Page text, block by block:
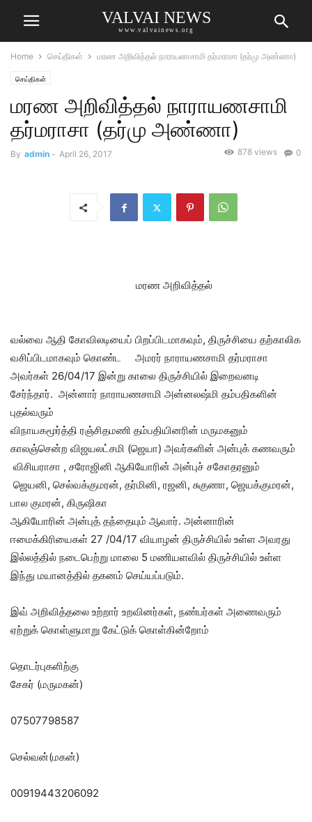
VALVAI NEWS
www.valvainews.org
Home செய்திகள் மரண அறிவித்தல் நாராயணசாமி தர்மராசா (தர்மு அண்ணா)
செய்திகள்
மரண அறிவித்தல் நாராயணசாமி
தர்மராசா (தர்மு அண்ணா)
By admin - April 26, 2017 0
878 views
மரண அறிவித்தல்
வல்வை ஆதி கோவிலடியைப் பிறப்பிடமாகவும், திருச்சியை தற்காலிக
வசிப்பிடமாகவும் கொண்ட அமரர் நாராயணசாமி தர்மராசா
அவர்கள் 26/04/17 இன்று காலை திருச்சியில் இறைவனடி
சேர்ந்தார். அன்னார் நாராயணசாமி அன்னலஷ்மி தம்பதிகளின்
புதல்வரும்
விநாயகமூர்த்தி ரஞ்சிதமணி தம்பதியினரின் மருமகனும்
காலஞ்சென்ற விஜயலட்சமி (ஜெயா) அவர்களின் அன்புக் கணவரும்
விசியராசா , சரோஜினி ஆகியோரின் அன்புச் சகோதரனும்
ஜெயனி, செல்வக்குமரன், தர்மினி, ரஜனி, சுகுணா, ஜெயக்குமரன்,
பால குமரன், கிருஷிகா
ஆகியோரின் அன்புத் தந்தையும் ஆவார். அன்னாரின்
ஈமைக்கிரியைகள் 27 /04/17 வியாழன் திருச்சியில் உள்ள அவரது
இல்லத்தில் நடைபெற்று மாலை 5 மணியளவில் திருச்சியில் உள்ள
இந்து மயானத்தில் தகனம் செய்யப்படும்.
இவ் அறிவித்தலை உற்றார் உறவினர்கள், நண்பர்கள் அணைவரும்
ஏற்றுக் கொள்ளுமாறு கேட்டுக் கொள்கின்றோம்
தொடர்புகளிற்கு
சேகர் (மருமகன்)
07507798587
செல்வன்(மகன்)
00919443206092